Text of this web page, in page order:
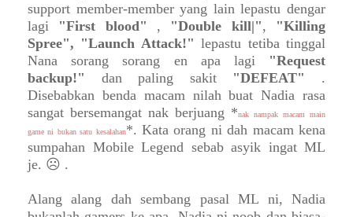
support member-member yang lain lepastu dengar
lagi "First blood" , "Double kill|", "Killing
Spree", "Launch Attack!" lepastu tetiba tinggal
Nana sorang sorang en apa lagi "Request
backup!" dan paling sakit "DEFEAT"
.
Disebabkan benda macam nilah buat Nadia rasa
sangat bersemangat nak berjuang *nak nampak macam main
game ni bukan satu kesalahan*. Kata orang ni dah macam kena
sumpahan Mobile Legend sebab asyik ingat ML
je. ☹ .
Alang alang dah sembang pasal ML ni, Nadia